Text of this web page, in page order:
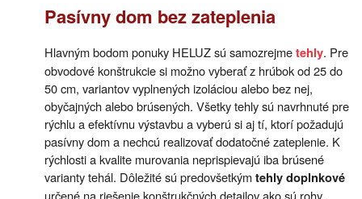
Pasívny dom bez zateplenia
Hlavným bodom ponuky HELUZ sú samozrejmetehly. Pre
obvodové konštrukcie si možno vyberať z hrúbok od 25 do
50 cm, variantov vyplnených izoláciou alebo bez nej,
obyčajných alebo brúsených. Všetky tehly sú navrhnuté pre
rýchlu a efektívnu výstavbu a vyberú si aj tí, ktorí požadujú
pasívny dom a nechcú realizovať dodatočné zateplenie. K
rýchlosti a kvalite murovania neprispievajú iba brúsené
varianty tehál. Dôležité sú predovšetkýmtehly doplnkové
určené na riešenie konštrukčných detailov ako sú rohy,